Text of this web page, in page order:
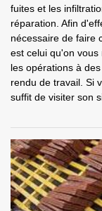
fuites et les
réparation. Afin
nécessaire de faire
est celui qu'on
les opérations à
rendu de travail. Si
suffit de visiter son